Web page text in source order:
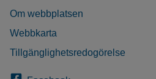
Om webbplatsen
Webbkarta
Tillgänglighetsredogörelse